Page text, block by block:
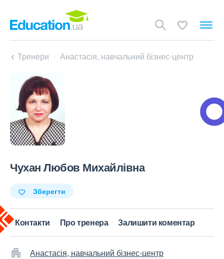
Тренери Анастасія, навчальний бізнес-центр
Чухан Любов Михайлівна
Зберегти
Контакти Про тренера Залишити коментар
Анастасія, навчальний бізнес-центр